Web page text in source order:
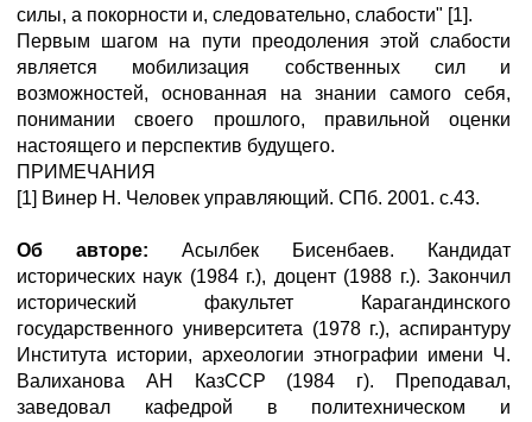
силы, а покорности и, следовательно, слабости" [1].
Первым шагом на пути преодоления этой слабости
является мобилизация собственных сил и
возможностей, основанная на знании самого себя,
понимании своего прошлого, правильной оценки
настоящего и перспектив будущего.
ПРИМЕЧАНИЯ
[1] Винер Н. Человек управляющий. СПб. 2001. с.43.
Об авторе: Асылбек Бисенбаев. Кандидат
исторических наук (1984 г.), доцент (1988 г.). Закончил
исторический факультет Карагандинского
государственного университета (1978 г.), аспирантуру
Института истории, археологии этнографии имени Ч.
Валиханова АН КазССР (1984 г). Преподавал,
заведовал кафедрой в политехническом и